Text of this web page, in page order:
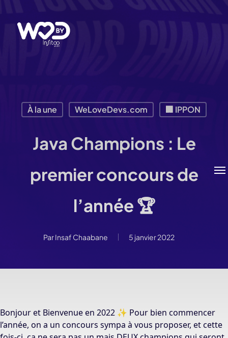
contenu
principal
À la une WeLoveDevs.com 🏢 IPPON
Java Champions : Le
premier concours de
l’année 🏆
ParInsaf Chaabane 5 janvier 2022
Bonjour et Bienvenue en 2022 ✨ Pour bien commencer
l’année, on a un concours sympa à vous proposer, et cette